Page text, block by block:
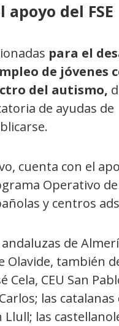
del FSE
para el
de jóvenes
del autismo,
de ayudas de
cuenta con el
Operativo
y centros
de
Olavide, también
CEU San
las catalanas
las